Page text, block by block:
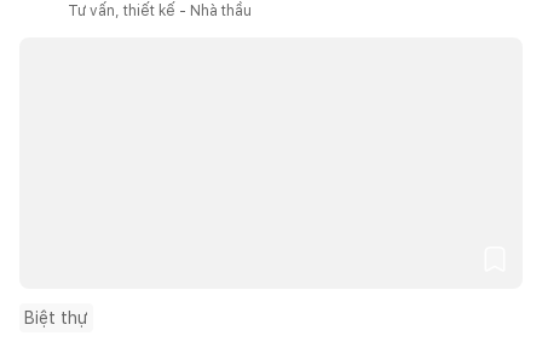
Tư vấn, thiết kế - Nhà thầu
Biệt thự